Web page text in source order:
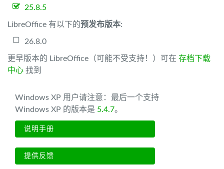
25.8.5
LibreOffice 有以下的预发布版本:
26.8.0
更早版本的 LibreOffice（可能不受支持！）可在 存档下载
中心 找到
Windows XP 用户请注意：最后一个支持
Windows XP 的版本是 5.4.7。
说明手册
提供反馈